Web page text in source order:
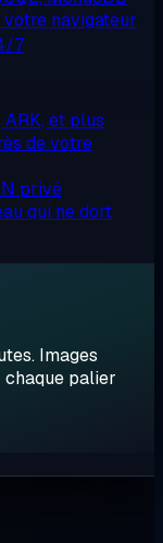
votre navigateur
7
ARK, et plus
de votre
privé
qui ne dort
Images
chaque palier